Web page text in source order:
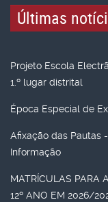
Últimas
Projeto Escola
1.º lugar distrital
Época Especial de
Afixação das Pautas
Informação
MATRÍCULAS PARA
12º ANO EM 2026/